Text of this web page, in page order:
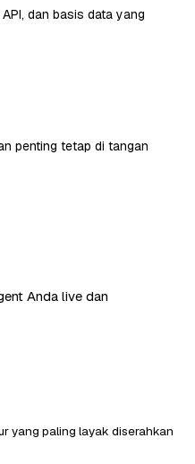
dan basis data yang
penting tetap di tangan
Anda live dan
yang paling layak diserahkan